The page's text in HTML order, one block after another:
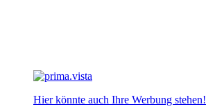
Hier könnte auch Ihre Werbung stehen!